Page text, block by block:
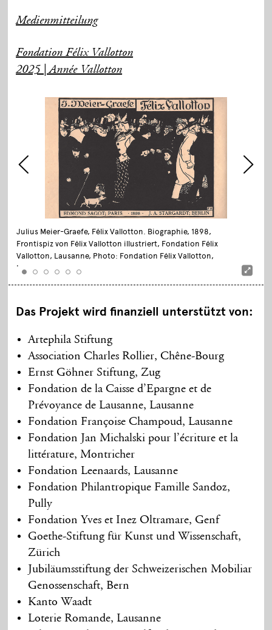
Medienmitteilung
Fondation Félix Vallotton
2025 | Année Vallotton
Julius Meier-Graefe, Félix Vallotton. Biographie, 1898,
Frontispiz von Félix Vallotton illustriert, Fondation Félix
Vallotton, Lausanne, Photo: Fondation Félix Vallotton,
Lausanne
Das Projekt wird finanziell unterstützt von:
Artephila Stiftung
Association Charles Rollier, Chêne-Bourg
Ernst Göhner Stiftung, Zug
Fondation de la Caisse d’Epargne et de
Prévoyance de Lausanne, Lausanne
Fondation Françoise Champoud, Lausanne
Fondation Jan Michalski pour l’écriture et la
littérature, Montricher
Fondation Leenaards, Lausanne
Fondation Philantropique Famille Sandoz,
Pully
Fondation Yves et Inez Oltramare, Genf
Goethe-Stiftung für Kunst und Wissenschaft,
Zürich
Jubiläumsstiftung der Schweizerischen Mobiliar
Genossenschaft, Bern
Kanto Waadt
Loterie Romande, Lausanne